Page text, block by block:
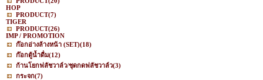
HOP
PRODUCT(7)
TIGER
PRODUCT(26)
IMP / PROMOTION
ก๊อกอ่างล้างหน้า (SET)(18)
ก๊อกตู้น้ำดื่ม(12)
ก้านโยกฟลัชวาล์ว/ชุดกดฟลัชวาล์ว(3)
กระจก(7)